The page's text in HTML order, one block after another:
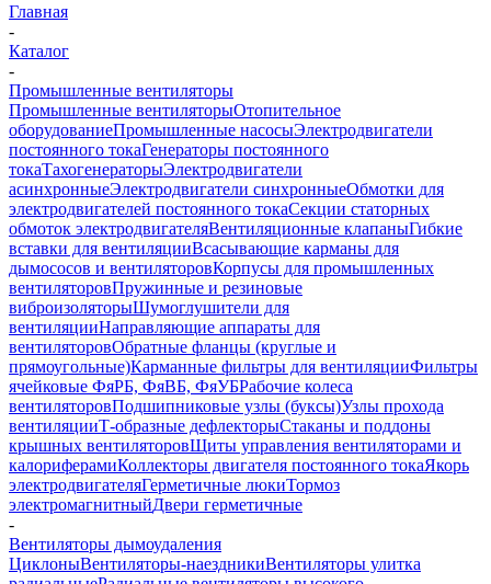
Главная
-
Каталог
-
Промышленные вентиляторы
Промышленные вентиляторыОтопительное
оборудованиеПромышленные насосыЭлектродвигатели
постоянного токаГенераторы постоянного
токаТахогенераторыЭлектродвигатели
асинхронныеЭлектродвигатели синхронныеОбмотки для
электродвигателей постоянного токаСекции статорных
обмоток электродвигателяВентиляционные клапаныГибкие
вставки для вентиляцииВсасывающие карманы для
дымососов и вентиляторовКорпусы для промышленных
вентиляторовПружинные и резиновые
виброизоляторыШумоглушители для
вентиляцииНаправляющие аппараты для
вентиляторовОбратные фланцы (круглые и
прямоугольные)Карманные фильтры для вентиляцииФильтры
ячейковые ФяРБ, ФяВБ, ФяУБРабочие колеса
вентиляторовПодшипниковые узлы (буксы)Узлы прохода
вентиляцииТ-образные дефлекторыСтаканы и поддоны
крышных вентиляторовЩиты управления вентиляторами и
калориферамиКоллекторы двигателя постоянного токаЯкорь
электродвигателяГерметичные люкиТормоз
электромагнитныйДвери герметичные
-
Вентиляторы дымоудаления
ЦиклоныВентиляторы-наездникиВентиляторы улитка